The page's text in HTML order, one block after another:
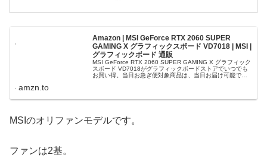
Amazon | MSI GeForce RTX 2060 SUPER
GAMING X グラフィックスボード VD7018 | MSI |
グラフィックボード 通販
MSI GeForce RTX 2060 SUPER GAMING X グラフィック
スボード VD7018がグラフィックボードストアでいつでも
お買い得。当日お急ぎ便対象商品は、当日お届け可能で
amzn.to
MSIのオリファンモデルです。
ファンは2基。